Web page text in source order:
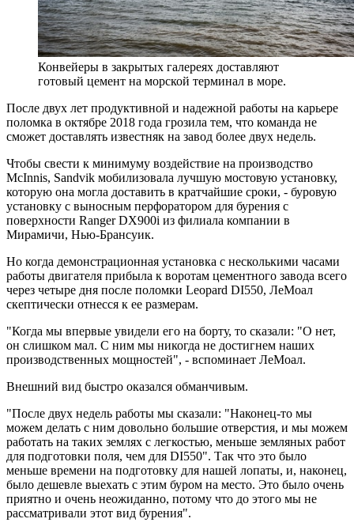
Конвейеры в закрытых галереях доставляют
готовый цемент на морской терминал в море.
После двух лет продуктивной и надежной работы на карьере
поломка в октябре 2018 года грозила тем, что команда не
сможет доставлять известняк на завод более двух недель.
Чтобы свести к минимуму воздействие на производство
McInnis, Sandvik мобилизовала лучшую мостовую установку,
которую она могла доставить в кратчайшие сроки, - буровую
установку с выносным перфоратором для бурения с
поверхности Ranger DX900i из филиала компании в
Мирамичи, Нью-Брансуик.
Но когда демонстрационная установка с несколькими часами
работы двигателя прибыла к воротам цементного завода всего
через четыре дня после поломки Leopard DI550, ЛеМоал
скептически отнесся к ее размерам.
"Когда мы впервые увидели его на борту, то сказали: "О нет,
он слишком мал. С ним мы никогда не достигнем наших
производственных мощностей", - вспоминает ЛеМоал.
Внешний вид быстро оказался обманчивым.
"После двух недель работы мы сказали: "Наконец-то мы
можем делать с ним довольно большие отверстия, и мы можем
работать на таких землях с легкостью, меньше земляных работ
для подготовки поля, чем для DI550". Так что это было
меньше времени на подготовку для нашей лопаты, и, наконец,
было дешевле выехать с этим буром на место. Это было очень
приятно и очень неожиданно, потому что до этого мы не
рассматривали этот вид бурения".